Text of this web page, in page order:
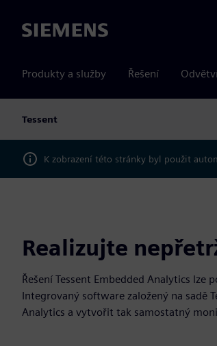
Siemens
Produkty a služby Řešení
Tessent
K zobrazení této stránky byl použit
Realizujte
Řešení Tessent Embedded Analytics
Integrovaný software založený na sadě
Analytics a vytvořit tak samostatný